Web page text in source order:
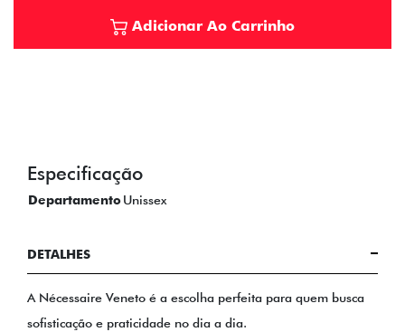
Adicionar Ao Carrinho
Especificação
DepartamentoUnissex
DETALHES
A Nécessaire Veneto é a escolha perfeita para quem busca
sofisticação e praticidade no dia a dia.